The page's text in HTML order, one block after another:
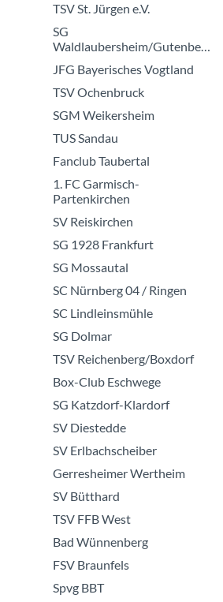
TSV St. Jürgen e.V.
SG
Waldlaubersheim/Gutenberg
JFG Bayerisches Vogtland
TSV Ochenbruck
SGM Weikersheim
TUS Sandau
Fanclub Taubertal
1. FC Garmisch-
Partenkirchen
SV Reiskirchen
SG 1928 Frankfurt
SG Mossautal
SC Nürnberg 04 / Ringen
SC Lindleinsmühle
SG Dolmar
TSV Reichenberg/Boxdorf
Box-Club Eschwege
SG Katzdorf-Klardorf
SV Diestedde
SV Erlbachscheiber
Gerresheimer Wertheim
SV Bütthard
TSV FFB West
Bad Wünnenberg
FSV Braunfels
Spvg BBT